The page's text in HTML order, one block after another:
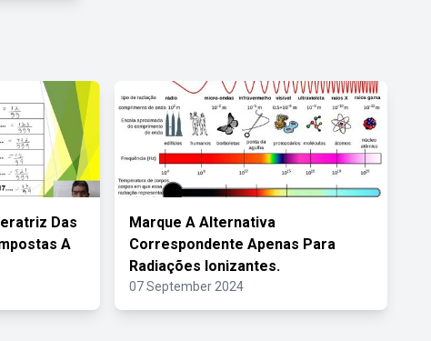
Das
A
Marque A Alternativa
Correspondente Apenas Para
Radiações Ionizantes.
07 September 2024